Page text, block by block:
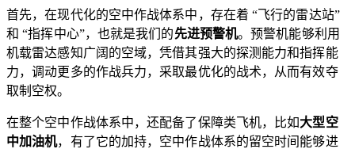
首先，在现代化的空中作战体系中，存在着 “飞行的雷达站”
和 “指挥中心”，也就是我们的先进预警机。预警机能够利用
机载雷达感知广阔的空域，凭借其强大的探测能力和指挥能
力，调动更多的作战兵力，采取最优化的战术，从而有效夺
取制空权。
在整个空中作战体系中，还配备了保障类飞机，比如大型空
中加油机，有了它的加持，空中作战体系的留空时间能够进